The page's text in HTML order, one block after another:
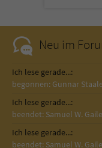
Neu im
Ich lese gerade...:
begonnen: Gunnar
Ich lese gerade...:
beendet: Samuel W.
Ich lese gerade...:
beendet: Samuel W.